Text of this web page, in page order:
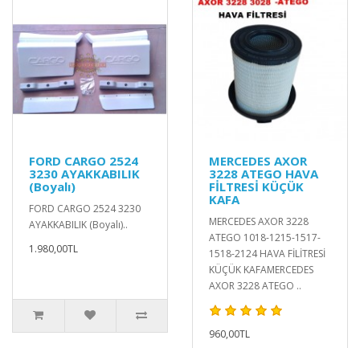
FORD CARGO 2524
3230 AYAKKABILIK
(Boyalı)
FORD CARGO 2524 3230
AYAKKABILIK (Boyalı)..
1.980,00TL
MERCEDES AXOR
3228 ATEGO HAVA
FİLTRESİ KÜÇÜK
KAFA
MERCEDES AXOR 3228
ATEGO 1018-1215-1517-
1518-2124 HAVA FİLİTRESİ
KÜÇÜK KAFAMERCEDES
AXOR 3228 ATEGO ..
960,00TL